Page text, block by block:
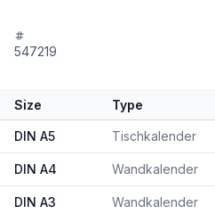
547219
Size Type
DIN A5 Tischkalender
DIN A4 Wandkalender
DIN A3 Wandkalender